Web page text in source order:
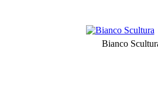
Bianco